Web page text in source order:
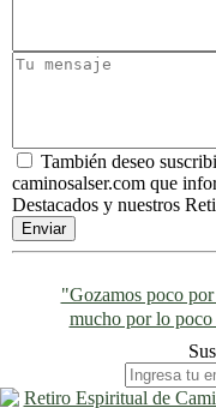
También deseo
caminosalser.com que
Destacados y nuestros
"Gozamos poco
mucho por lo